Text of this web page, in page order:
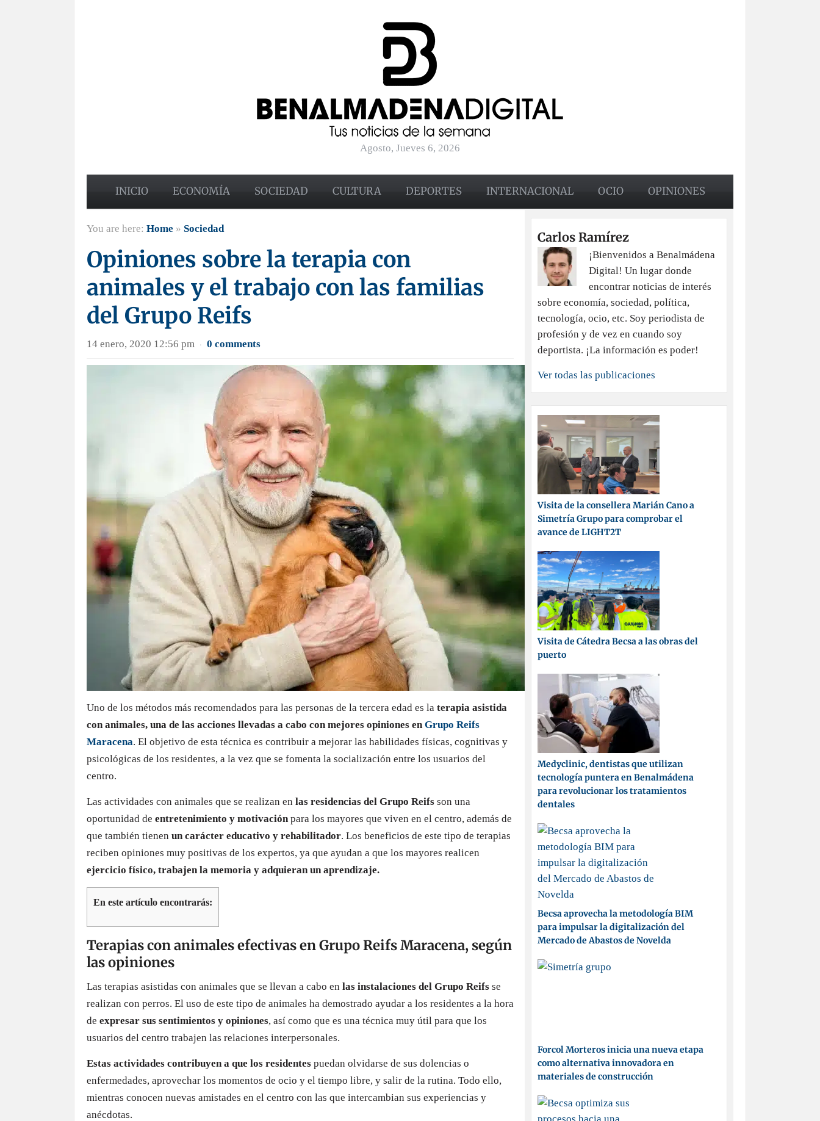
Agosto, Jueves 6, 2026
INICIO ECONOMÍA SOCIEDAD CULTURA DEPORTES INTERNACIONAL OCIO OPINIONES
You are here: Home » Sociedad
Opiniones sobre la terapia con
animales y el trabajo con las familias
del Grupo Reifs
14 enero, 2020 12:56 pm · 0 comments
Uno de los métodos más recomendados para las personas de la tercera edad es la terapia asistida
con animales, una de las acciones llevadas a cabo con mejores opiniones enGrupo Reifs
Maracena. El objetivo de esta técnica es contribuir a mejorar las habilidades físicas, cognitivas y
psicológicas de los residentes, a la vez que se fomenta la socialización entre los usuarios del
centro.
Las actividades con animales que se realizan en las residencias del Grupo Reifs son una
oportunidad de entretenimiento y motivaciónpara los mayores que viven en el centro, además de
que también tienen un carácter educativo y rehabilitador. Los beneficios de este tipo de terapias
reciben opiniones muy positivas de los expertos, ya que ayudan a que los mayores realicen
ejercicio físico, trabajen la memoria y adquieran un aprendizaje.
En este artículo encontrarás:
Terapias con animales efectivas en Grupo Reifs Maracena, según
las opiniones
Las terapias asistidas con animales que se llevan a cabo en las instalaciones del Grupo Reifs se
realizan con perros. El uso de este tipo de animales ha demostrado ayudar a los residentes a la hora
de expresar sus sentimientos y opiniones, así como que es una técnica muy útil para que los
usuarios del centro trabajen las relaciones interpersonales.
Estas actividades contribuyen a que los residentes puedan olvidarse de sus dolencias o
enfermedades, aprovechar los momentos de ocio y el tiempo libre, y salir de la rutina. Todo ello,
mientras conocen nuevas amistades en el centro con las que intercambian sus experiencias y
anécdotas.
Carlos Ramírez
¡Bienvenidos a Benalmádena
Digital! Un lugar donde
encontrar noticias de interés
sobre economía, sociedad, política,
tecnología, ocio, etc. Soy periodista de
profesión y de vez en cuando soy
deportista. ¡La información es poder!
Ver todas las publicaciones
Visita de la consellera Marián Cano a
Simetría Grupo para comprobar el
avance de LIGHT2T
Visita de Cátedra Becsa a las obras del
puerto
Medyclinic, dentistas que utilizan
tecnología puntera en Benalmádena
para revolucionar los tratamientos
dentales
Becsa aprovecha la metodología BIM
para impulsar la digitalización del
Mercado de Abastos de Novelda
Forcol Morteros inicia una nueva etapa
como alternativa innovadora en
materiales de construcción